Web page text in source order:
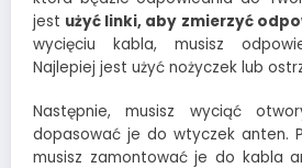
jest użyć linki, aby zmierzyć
wycięciu kabla, musisz
Najlepiej jest użyć nożyczek lub
Następnie, musisz wyciąć
dopasować je do wtyczek anten.
musisz zamontować je do kabla